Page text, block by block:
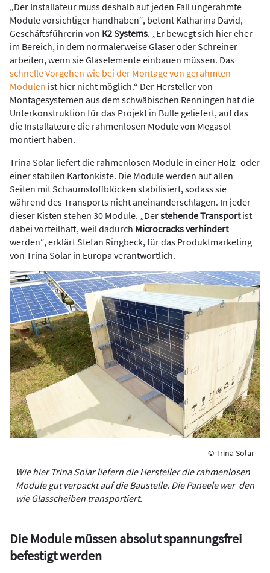
„Der Installateur muss deshalb auf jeden Fall ungerahmte
Module vorsichtiger handhaben“, betont Katharina David,
Geschäftsführerin von K2 Systems. „Er bewegt sich hier eher
im Bereich, in dem normalerweise Glaser oder Schreiner
arbeiten, wenn sie Glaselemente einbauen müssen. Das
schnelle Vorgehen wie bei der Montage von gerahmten
Modulen ist hier nicht möglich.“ Der Hersteller von
Montagesystemen aus dem schwäbischen Renningen hat die
Unterkonstruktion für das Projekt in Bulle geliefert, auf das
die Installateure die rahmenlosen Module von Megasol
montiert haben.
Trina Solar liefert die rahmenlosen Module in einer Holz- oder
einer stabilen Kartonkiste. Die Module werden auf allen
Seiten mit Schaumstoffblöcken stabilisiert, sodass sie
während des Transports nicht aneinanderschlagen. In jeder
dieser Kisten stehen 30 Module. „Derstehende Transportist
dabei vorteilhaft, weil dadurch Microcracks verhindert
werden“, erklärt Stefan Ringbeck, für das Produktmarketing
von Trina Solar in Europa verantwortlich.
© Trina Solar
Wie hier Trina Solar liefern die Hersteller die rahmenlosen
Module gut verpackt auf die Baustelle. Die Paneele wer ­ den
wie Glasscheiben transportiert.
Die Module müssen absolut spannungsfrei
befestigt werden